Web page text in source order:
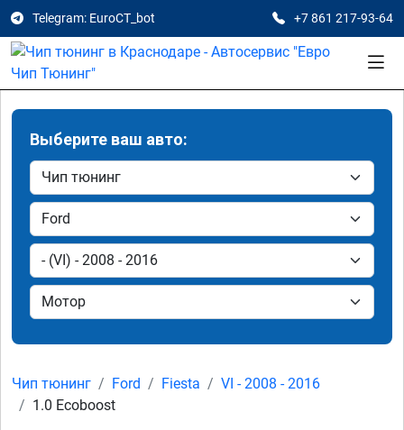
Telegram: EuroCT_bot +7 861 217-93-64
Выберите ваш авто:
Чип тюнинг Ford Fiesta
VI - 2008 - 2016
1.0 Ecoboost